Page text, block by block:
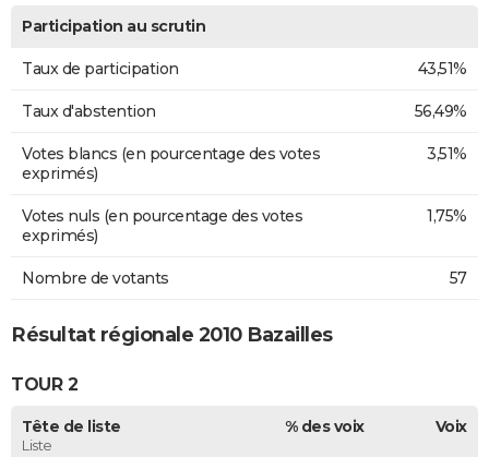
Participation au scrutin
Taux de participation 43,51%
Taux d'abstention 56,49%
Votes blancs (en pourcentage des votes
exprimés)
3,51%
Votes nuls (en pourcentage des votes
exprimés)
1,75%
Nombre de votants 57
Résultat régionale 2010 Bazailles
TOUR 2
Tête de liste
Liste
% des voix Voix